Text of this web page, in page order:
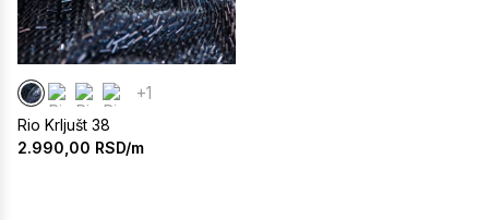
+1
Rio Krljušt 38
2.990,00 RSD/m